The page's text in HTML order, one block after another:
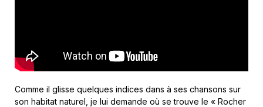
Comme il glisse quelques indices dans à ses chansons sur
son habitat naturel, je lui demande où se trouve le « Rocher